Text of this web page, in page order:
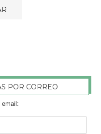
POR CORREO
email: